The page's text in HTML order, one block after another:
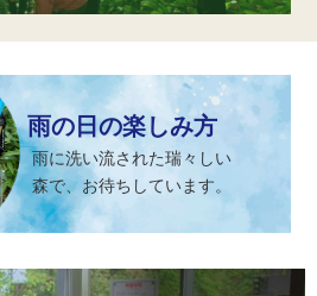
雨の日の楽しみ方
雨に洗い流された瑞々しい
森で、お待ちしています。